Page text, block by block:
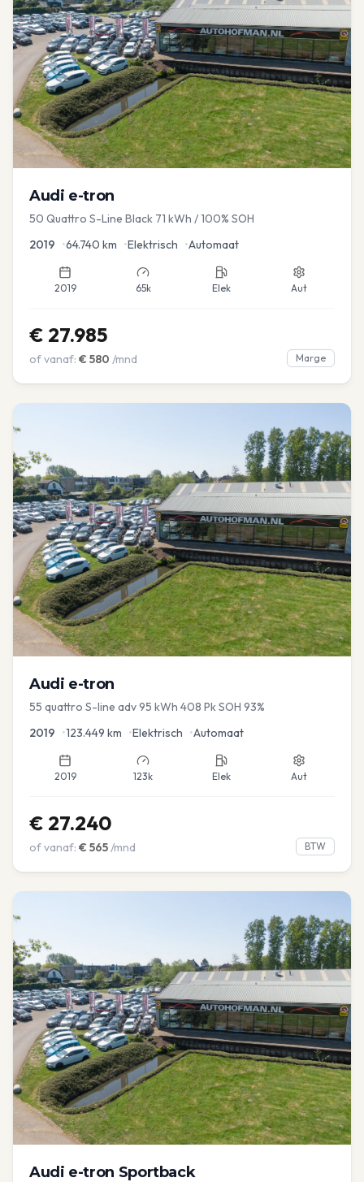
Audi e-tron
50 Quattro S-Line Black 71 kWh / 100% SOH
2019 •64.740 km •Elektrisch •Automaat
2019 65k Elek Aut
€ 27.985
of vanaf: € 580 /mnd Marge
Audi e-tron
55 quattro S-line adv 95 kWh 408 Pk SOH 93%
2019 •123.449 km •Elektrisch •Automaat
2019 123k Elek Aut
€ 27.240
of vanaf: € 565/mnd BTW
Audi e-tron Sportback